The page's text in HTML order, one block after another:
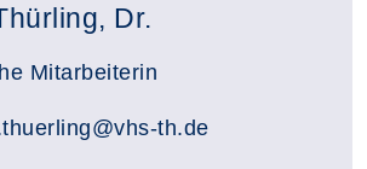
Dr.
Mitarbeiterin
th.de